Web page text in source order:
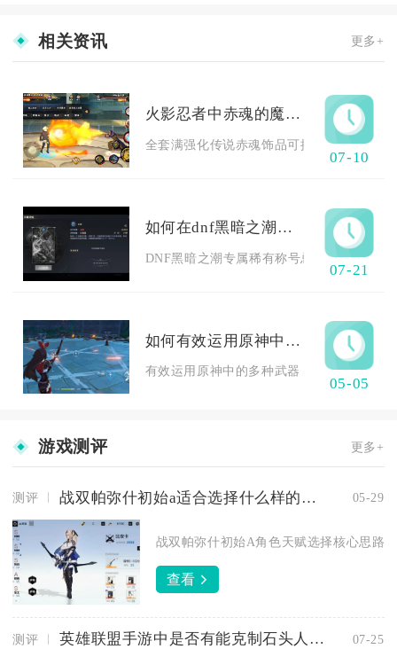
相关资讯 更多+
火影忍者中赤魂的魔抗能力有多大
全套满强化传说赤魂饰品可提供3140点区
07-10
如何在dnf黑暗之潮中获取稀有称号
DNF黑暗之潮专属稀有称号总共依靠副本
07-21
如何有效运用原神中的多种武器
有效运用原神中的多种武器，核心是先匹
05-05
游戏测评 更多+
测评 战双帕弥什初始a适合选择什么样的天赋 05-29
战双帕弥什初始A角色天赋选择核心思路
查看
测评 英雄联盟手游中是否有能克制石头人的英雄 07-25